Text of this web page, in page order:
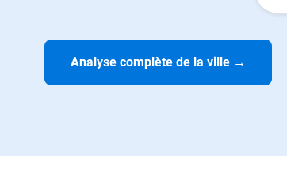
Analyse complète de la ville →